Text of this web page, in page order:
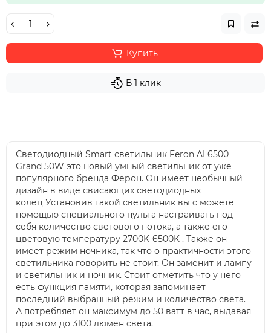
Купить
В 1 клик
Светодиодный Smart светильник Feron AL6500
Grand 50W это новый умный светильник от уже
популярного бренда Ферон. Он имеет необычный
дизайн в виде свисающих светодиодных
колец Установив такой светильник вы с можете
помощью специального пульта настраивать под
себя количество светового потока, а также его
цветовую температуру 2700K-6500K . Также он
имеет режим ночника, так что о практичности этого
светильника говорить не стоит. Он заменит и лампу
и светильник и ночник. Стоит отметить что у него
есть функция памяти, которая запоминает
последний выбранный режим и количество света.
А потребляет он максимум до 50 ватт в час, выдавая
при этом до 3100 люмен света.